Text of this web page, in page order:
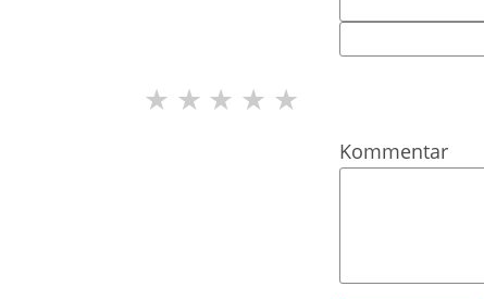
★ ★ ★ ★ ★
Kommentar